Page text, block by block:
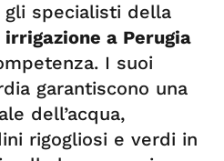
gli specialisti della
a Perugia
I suoi
garantiscono una
dell’acqua,
rigogliosi e verdi in